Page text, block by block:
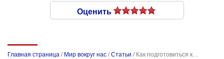
Оценить
Главная страница / Мир вокруг нас /Статьи / Как подготовиться к…